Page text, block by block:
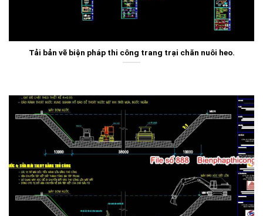
Tải bản vẽ biện pháp thi công trang trại chăn nuôi heo.